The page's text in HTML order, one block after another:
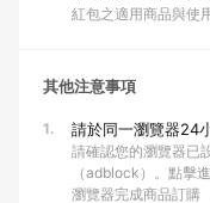
紅包之適用商品與使
其他注意事項
1. 請於同一瀏覽器24
請確認您的瀏覽器已
（adblock）。點擊
瀏覽器完成商品訂購